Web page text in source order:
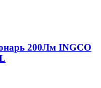
200Лм INGCO